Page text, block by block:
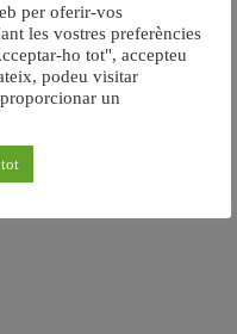
per oferir-vos
les vostres preferències
ho tot", accepteu
podeu visitar
un
tot